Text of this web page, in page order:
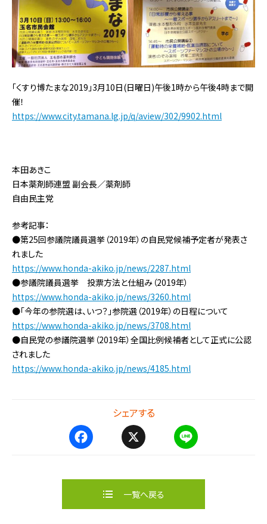
「くすり博たまな2019」3月10日(日曜日)午後1時から午後4時まで開
催！
https://www.city.tamana.lg.jp/q/aview/302/9902.html
本田あきこ
日本薬剤師連盟 副会長／薬剤師
自由民主党
参考記事：
●第25回参議院議員選挙（2019年）の自民党候補予定者が発表さ
れました
https://www.honda-akiko.jp/news/2287.html
●参議院議員選挙 投票方法と仕組み（2019年）
https://www.honda-akiko.jp/news/3260.html
●「今年の参院選は、いつ？」参院選（2019年）の日程について
https://www.honda-akiko.jp/news/3708.html
●自民党の参議院選挙（2019年）全国比例候補者として正式に公認
されました
https://www.honda-akiko.jp/news/4185.html
シェアする
e
o
e
一覧へ戻る